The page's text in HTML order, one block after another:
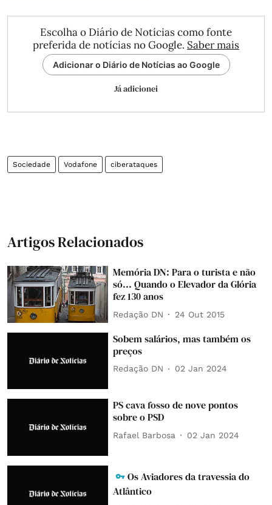
Escolha o Diário de Notícias como fonte
preferida de notícias no Google. Saber mais
Adicionar o Diário de Notícias ao Google
Já adicionei
Sociedade Vodafone ciberataques
Artigos Relacionados
Memória DN: Para o turista e não
só... Quando o Elevador da Glória
fez 130 anos
Redação DN 24 Out 2015
Sobem salários, mas também os
preços
Redação DN 02 Jan 2024
PS cava fosso de nove pontos
sobre o PSD
Rafael Barbosa 02 Jan 2024
Os Aviadores da travessia do
Atlântico